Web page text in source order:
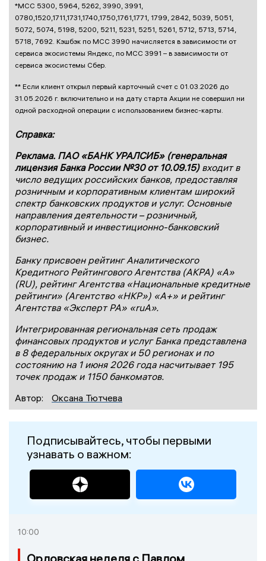
*МСС 5300, 5964, 5262, 3990, 3991,
0780,1520,1711,1731,1740,1750,1761,1771, 1799, 2842, 5039, 5051,
5072, 5074, 5198, 5200, 5211, 5231, 5251, 5261, 5712, 5713, 5714,
5718, 7692. Кэшбэк по МСС 3990 начисляется в зависимости от
сервиса экосистемы Яндекс, по МСС 3991 – в зависимости от
сервиса экосистемы Сбер.
** Если клиент открыл первый карточный счет с 01.03.2026 до
31.05.2026 г. включительно и на дату старта Акции не совершил ни
одной расходной операции с использованием бизнес-карты.
Справка:
Реклама. ПАО «БАНК УРАЛСИБ» (генеральная
лицензия Банка России №30 от 10.09.15)входит в
число ведущих российских банков, предоставляя
розничным и корпоративным клиентам широкий
спектр банковских продуктов и услуг. Основные
направления деятельности – розничный,
корпоративный и инвестиционно-банковский
бизнес.
Банку присвоен рейтинг Аналитического
Кредитного Рейтингового Агентства (АКРА) «А»
(RU), рейтинг Агентства «Национальные кредитные
рейтинги» (Агентство «НКР») «А+» и рейтинг
Агентства «Эксперт РА» «ruА».
Интегрированная региональная сеть продаж
финансовых продуктов и услуг Банка представлена
в 8 федеральных округах и 50 регионах и по
состоянию на 1 июня 2026 года насчитывает 195
точек продаж и 1150 банкоматов.
Автор:
Оксана Тютчева
Подписывайтесь, чтобы первыми
узнавать о важном:
10:00